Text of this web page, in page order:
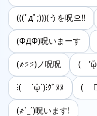
(((ﾟдﾟ;)))(うを呪으!!
(ΦДΦ)呪いまーす
(҂⍩̀⍩́)ノ呪呪 (
⁝( `ᾥ´)⁝ｸﾞﾇﾇ (
(҂`_´)呪います!